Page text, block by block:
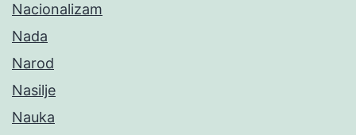
Nacionalizam
Nada
Narod
Nasilje
Nauka